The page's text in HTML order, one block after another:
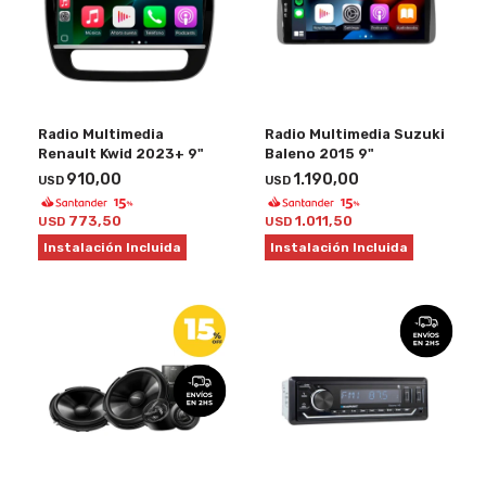
Radio Multimedia
Renault Kwid 2023+ 9"
USD 910,00
USD 773,50
Instalación Incluida
Radio Multimedia Suzuki
Baleno 2015 9"
USD1.190,00
USD 1.011,50
Instalación Incluida